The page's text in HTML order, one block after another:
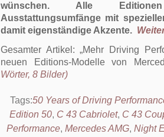
wünschen. Alle
Ausstattungsumfänge mit
damit eigenständige Akzente.
Gesamter Artikel: Mehr Driving
neuen Editions-Modelle von
Wörter, 8 Bilder)
Tags:50 Years of Driving
Edition 50, C 43 Cabriolet, C 43
Performance, Mercedes AMG, Night